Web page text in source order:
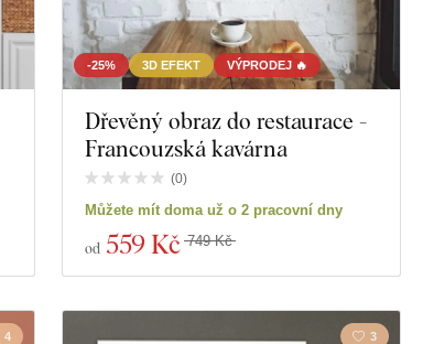
-25% 3D EFEKT VÝPRODEJ 🔥
Dřevěný obraz do restaurace -
Francouzská kavárna
(0)
Můžete mít doma už o 2 pracovní dny
od 559 Kč 749 Kč
4 3